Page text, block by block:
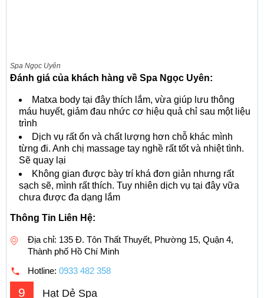
Spa Ngọc Uyên
Đánh giá của khách hàng về Spa Ngọc Uyên:
Matxa body tại đây thích lắm, vừa giúp lưu thông
máu huyết, giảm đau nhức cơ hiệu quả chỉ sau một liệu
trình
Dịch vụ rất ổn và chất lượng hơn chỗ khác mình
từng đi. Anh chị massage tay nghề rất tốt và nhiệt tình.
Sẽ quay lại
Không gian được bày trí khá đơn giản nhưng rất
sạch sẽ, mình rất thích. Tuy nhiên dịch vụ tại đây vữa
chưa được đa dạng lắm
Thông Tin Liên Hệ:
Địa chỉ: 135 Đ. Tôn Thất Thuyết, Phường 15, Quận 4,
Thành phố Hồ Chí Minh
Hotline: 0933 482 358
9 Hạt Dẻ Spa